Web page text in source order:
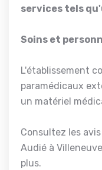
services tels
Soins et
L'établissement
paramédicaux
un matériel
Consultez les
Audié à
plus.